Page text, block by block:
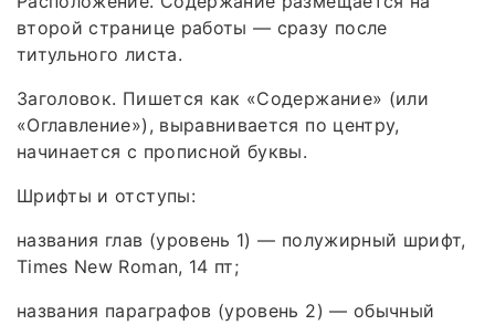
второй странице работы — сразу после
титульного листа.
Заголовок. Пишется как «Содержание» (или
«Оглавление»), выравнивается по центру,
начинается с прописной буквы.
Шрифты и отступы:
названия глав (уровень 1) — полужирный шрифт,
Times New Roman, 14 пт;
названия параграфов (уровень 2) — обычный